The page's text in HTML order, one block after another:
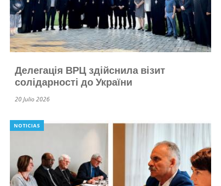
Делегація ВРЦ здійснила візит
солідарності до України
20 Julio 2026
NOTICIAS